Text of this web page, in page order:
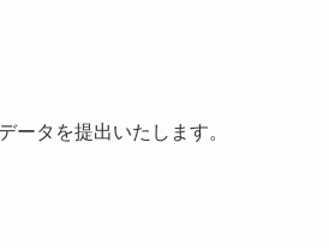
ータを提出いたします。